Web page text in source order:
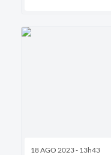
18 AGO 2023 - 13h43